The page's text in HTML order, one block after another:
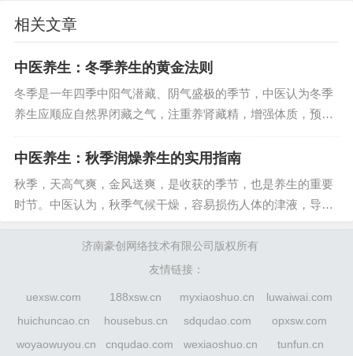
建议：每周进行3-5次运动，每次30-60分钟。
原因：春季气温逐渐升高，空气湿度增加，保持室
内通风有助于减少细菌和病毒的滋生。
建议
：每天开窗通风2-3次，每次20-30分钟。
（三）情志调养
保持乐观情绪
原因 ：中医认为怒伤肝，保持乐观情绪可以避免肝
：过度劳累会损伤肝气，影响肝脏的疏泄功
相关文章
中医养生：冬季养生的黄金法则
冬季是一年四季中阳气潜藏、阴气盛极的季节，中医认为冬季
养生应顺应自然界闭藏之气，注重养肾藏精，增强体质，预防
冷的冬季保持最佳的健康状态。一、引言中...
中医养生：秋季润燥养生的实用指南
秋季，天高气爽，金风送爽，是收获的季节，也是养生的重要
时节。中医认为，秋季气候干燥，容易损伤人体的津液，导致
燥养阴，调节饮食、起居、运动和情志，以...
济南豪创网络技术有限公司版权所有
友情链接：
uexsw.com 188xsw.cn myxiaoshuo.cn
luwaiwai.com
huichuncao.cn
housebus.cn sdqudao.com
opxsw.com
woyaowuyou.cn
cnqudao.com wexiaoshuo.cn tunfun.cn